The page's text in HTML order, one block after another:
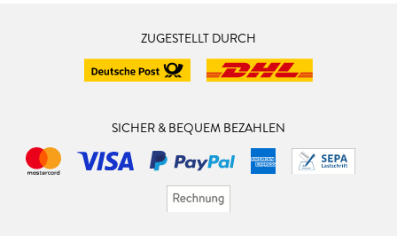
ZUGESTELLT DURCH
SICHER & BEQUEM BEZAHLEN